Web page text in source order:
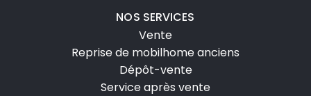
NOS SERVICES
Vente
Reprise de mobilhome anciens
Dépôt-vente
Service après vente